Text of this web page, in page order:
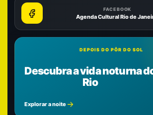
FACEBOOK
Agenda Cultural Rio de
DEPOIS DO PÔR DO SOL
Descubra a vida noturna
Rio
Explorar a noite